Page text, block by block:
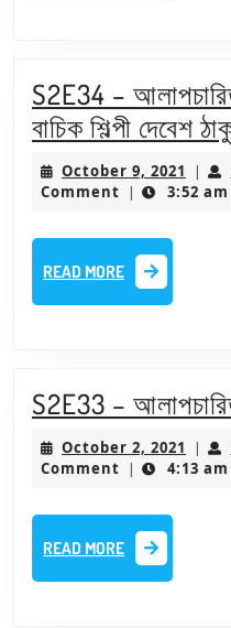
S2E34 –
বাচিক শিল্পী দেবেশ
October 9, 2021
9,
|
Comment | 3:52 am
READ MORE
READ
MORE
S2E33 –
October 2, 2021
2,
|
Comment | 4:13 am
READ MORE
READ
MORE